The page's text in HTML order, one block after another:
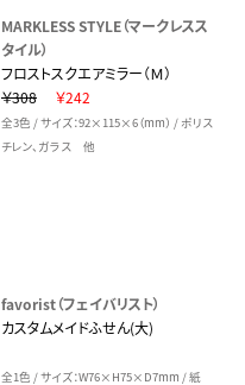
MARKLESS STYLE（マークレスス
タイル）
フロストスクエアミラー（Ｍ）
￥308
￥242
全3色 / サイズ：92×115×6（mm） / ポリス
チレン、ガラス 他
favorist（フェイバリスト）
カスタムメイドふせん(大)
全1色 / サイズ：W76×H75×D7mm / 紙